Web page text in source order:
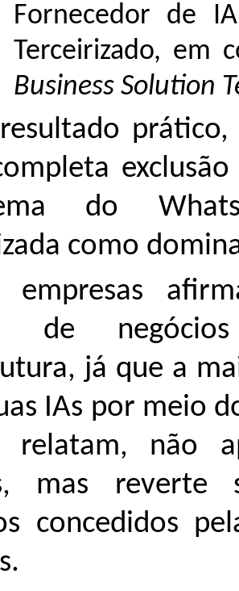
Fornecedor de
Terceirizado, em
Business Solution
prático,
do
como
empresas
de
já que a
IAs por meio
relatam, não
mas reverte
concedidos